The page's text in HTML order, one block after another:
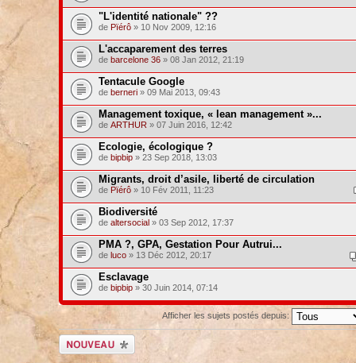
"L'identité nationale" ??
de Pïérô» 10 Nov 2009, 12:16
L'accaparement des terres
de barcelone 36» 08 Jan 2012, 21:19
Tentacule Google
de berneri» 09 Mai 2013, 09:43
Management toxique, « lean management »...
de ARTHUR » 07 Juin 2016, 12:42
Ecologie, écologique ?
de bipbip» 23 Sep 2018, 13:03
Migrants, droit d’asile, liberté de circulation
de Pïérô» 10 Fév 2011, 11:23
Biodiversité
de altersocial» 03 Sep 2012, 17:37
PMA ?, GPA, Gestation Pour Autrui...
de luco» 13 Déc 2012, 20:17
Esclavage
de bipbip» 30 Juin 2014, 07:14
Afficher les sujets postés depuis:
Ecrire un nouveau
sujet